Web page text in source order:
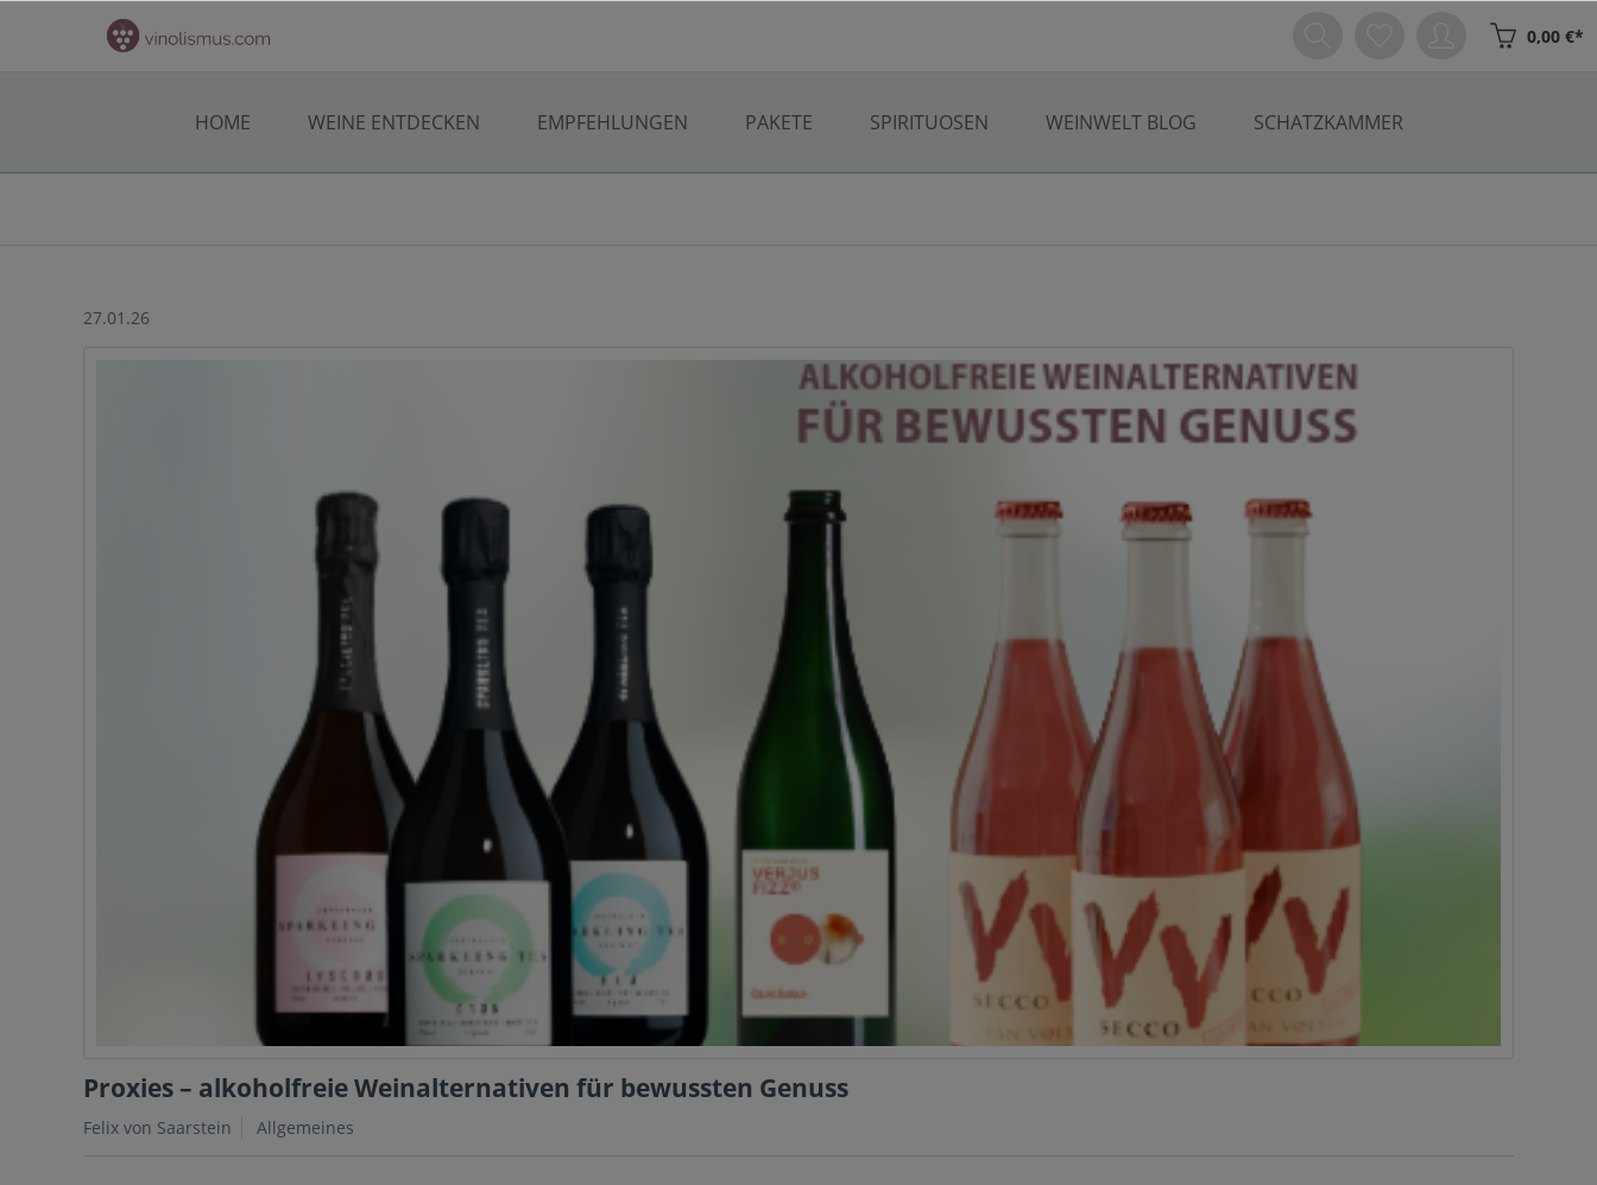
0,00 €*
HOME WEINE ENTDECKEN EMPFEHLUNGEN PAKETE SPIRITUOSEN WEINWELT BLOG SCHATZKAMMER
27.01.26
Proxies – alkoholfreie Weinalternativen für bewussten Genuss
Felix von Saarstein Allgemeines